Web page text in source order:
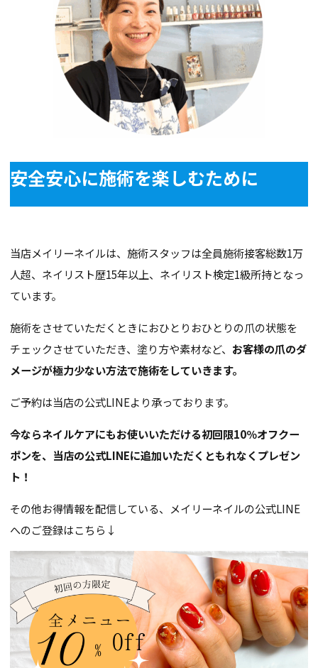
安全安心に施術を楽しむために
当店メイリーネイルは、施術スタッフは全員施術接客総数1万
人超、ネイリスト歴15年以上、ネイリスト検定1級所持となっ
ています。
施術をさせていただくときにおひとりおひとりの爪の状態を
チェックさせていただき、塗り方や素材など、 お客様の爪のダ
メージが極力少ない方法で施術をしていきます。
ご予約は当店の公式LINEより承っております。
今ならネイルケアにもお使いいただける初回限10％オフクー
ポンを、当店の公式LINEに追加いただくともれなくプレゼン
ト！
その他お得情報を配信している、メイリーネイルの公式LINE
へのご登録はこちら↓